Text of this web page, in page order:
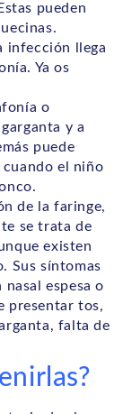
pueden
infección llega
Ya os
o
y a
puede
el niño
de la faringe,
se trata de
existen
Sus síntomas
espesa o
presentar tos,
falta de